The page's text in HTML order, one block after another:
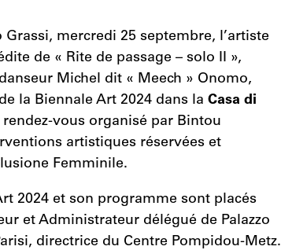
mercredi 25 septembre, l’artiste
de « Rite de passage – solo II »,
Michel dit « Meech » Onomo,
la Biennale Art 2024 dans la Casa di
rendez-vous organisé par Bintou
artistiques réservées et
Femminile.
2024 et son programme sont placés
et Administrateur délégué de Palazzo
directrice du Centre Pompidou-Metz.